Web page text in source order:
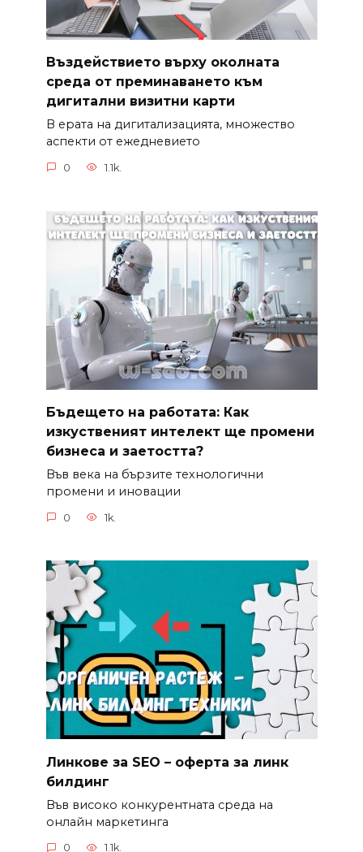
Въздействието върху околната
среда от преминаването към
дигитални визитни карти
В ерата на дигитализацията, множество
аспекти от ежедневието
0 1.1k.
Бъдещето на работата: Как
изкуственият интелект ще промени
бизнеса и заетостта?
Във века на бързите технологични
промени и иновации
0 1k.
Линкове за SEO – оферта за линк
билдинг
Във високо конкурентната среда на
онлайн маркетинга
0 1.1k.